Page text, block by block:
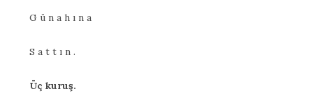
G ü n a h ı n a
S a t t ı n .
Üç kuruş.